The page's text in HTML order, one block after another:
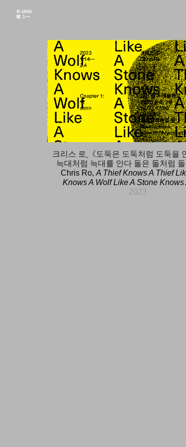
크리스 로
《도둑은 도둑처럼 도둑을
늑대처럼 늑대를 안다 돌은 돌처럼 돌
Chris Ro,A Thief Knows A Thief
Knows A Wolf Like A Stone Knows
2023